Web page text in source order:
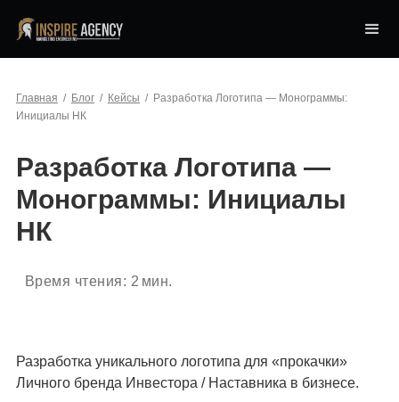
Главная / Блог / Кейсы / Разработка Логотипа — Монограммы:
Инициалы НК
Разработка Логотипа —
Монограммы: Инициалы
НК
Время чтения: 2 мин.
Разработка уникального логотипа для «прокачки»
Личного бренда Инвестора / Наставника в бизнесе.